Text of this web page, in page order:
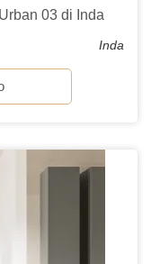
03 di Inda
Inda